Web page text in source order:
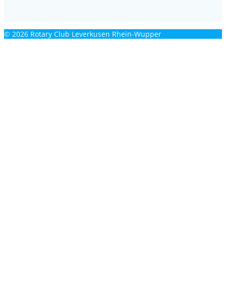
© 2026 Rotary Club Leverkusen Rhein-Wupper